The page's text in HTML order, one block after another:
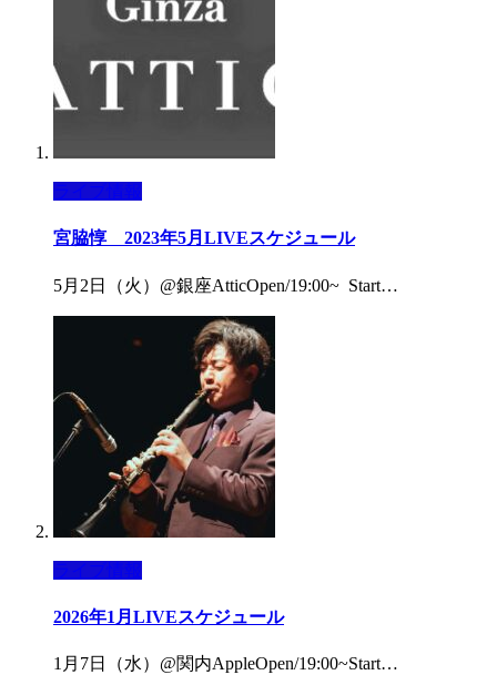
ライブ情報
宮脇惇 2023年5月LIVEスケジュール
5月2日（火）@銀座AtticOpen/19:00~ Start…
ライブ情報
2026年1月LIVEスケジュール
1月7日（水）@関内AppleOpen/19:00~Start…